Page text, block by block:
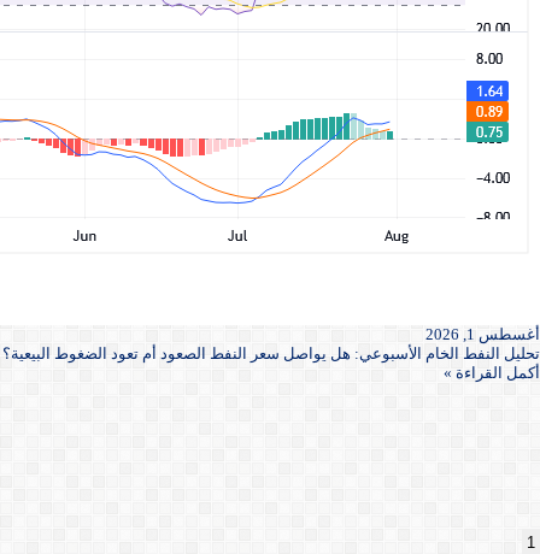
أغسطس 1, 2026
تحليل النفط الخام الأسبوعي: هل يواصل سعر النفط الصعود أم تعود الضغوط البيعية؟
أكمل القراءة »
1